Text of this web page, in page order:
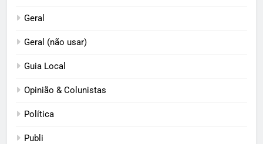
Geral
Geral (não usar)
Guia Local
Opinião & Colunistas
Política
Publi